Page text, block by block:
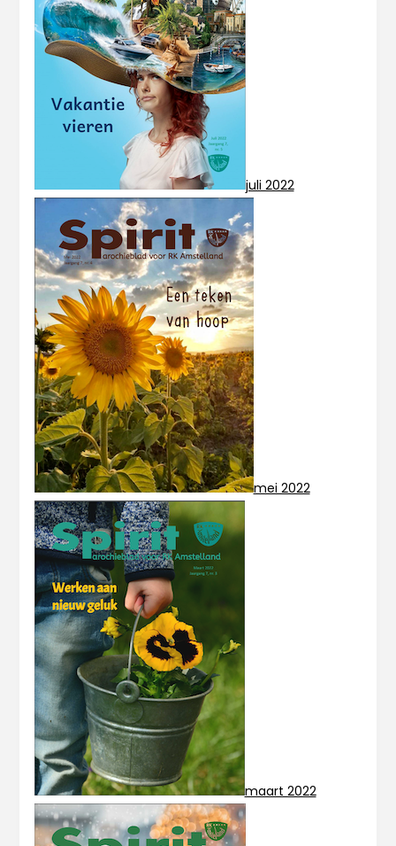
juli 2022
mei 2022
maart 2022